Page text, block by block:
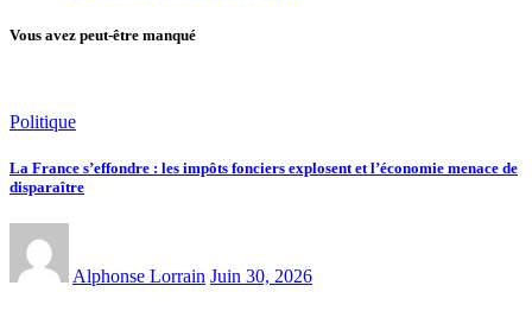
Vous avez peut-être manqué
Politique
La France s’effondre : les impôts fonciers explosent et l’économie menace de
disparaître
Alphonse Lorrain Juin 30, 2026